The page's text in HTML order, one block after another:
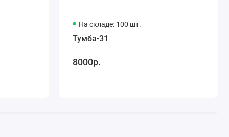
На складе: 100 шт.
Тумба-31
8000р.